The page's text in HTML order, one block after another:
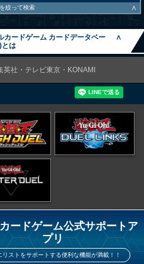
絞って検索 ∧
カードゲーム カードデータベー
とは
∧
社・テレビ東京・KONAMI
ードゲーム公式サポートア
プリ
リストをサポートする便利な機能が満載！！